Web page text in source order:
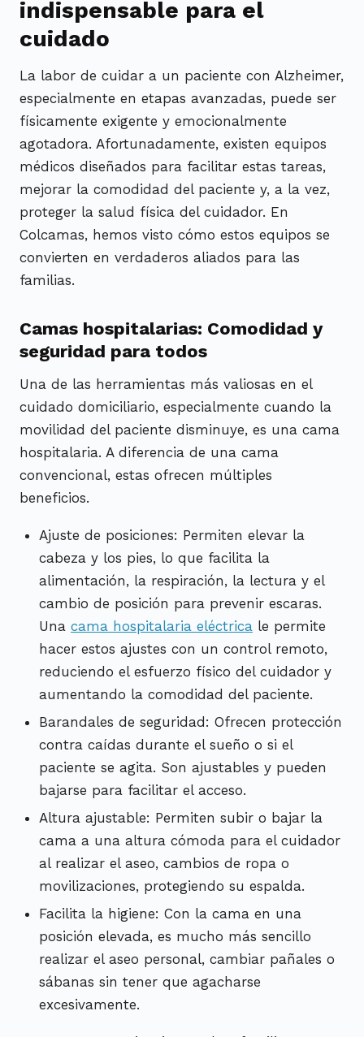
indispensable para el
cuidado
La labor de cuidar a un paciente con Alzheimer,
especialmente en etapas avanzadas, puede ser
físicamente exigente y emocionalmente
agotadora. Afortunadamente, existen equipos
médicos diseñados para facilitar estas tareas,
mejorar la comodidad del paciente y, a la vez,
proteger la salud física del cuidador. En
Colcamas, hemos visto cómo estos equipos se
convierten en verdaderos aliados para las
familias.
Camas hospitalarias: Comodidad y
seguridad para todos
Una de las herramientas más valiosas en el
cuidado domiciliario, especialmente cuando la
movilidad del paciente disminuye, es una cama
hospitalaria. A diferencia de una cama
convencional, estas ofrecen múltiples
beneficios.
Ajuste de posiciones: Permiten elevar la
cabeza y los pies, lo que facilita la
alimentación, la respiración, la lectura y el
cambio de posición para prevenir escaras.
Una cama hospitalaria eléctrica le permite
hacer estos ajustes con un control remoto,
reduciendo el esfuerzo físico del cuidador y
aumentando la comodidad del paciente.
Barandales de seguridad: Ofrecen protección
contra caídas durante el sueño o si el
paciente se agita. Son ajustables y pueden
bajarse para facilitar el acceso.
Altura ajustable: Permiten subir o bajar la
cama a una altura cómoda para el cuidador
al realizar el aseo, cambios de ropa o
movilizaciones, protegiendo su espalda.
Facilita la higiene: Con la cama en una
posición elevada, es mucho más sencillo
realizar el aseo personal, cambiar pañales o
sábanas sin tener que agacharse
excesivamente.